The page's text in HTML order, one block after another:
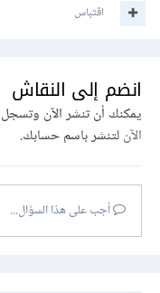
اقتباس
انضم إلى النقاش
يمكنك أن تنشر الآن
الآنلتنشر باسم حسابك.
أجب على هذا السؤال...